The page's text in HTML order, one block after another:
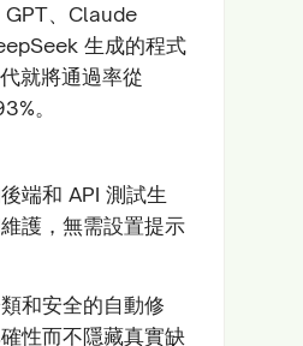
GPT、Claude
生成的程式
就將通過率從
。
端和 API 測試生
護，無需設置提示
和安全的自動修
性而不隱藏真實缺